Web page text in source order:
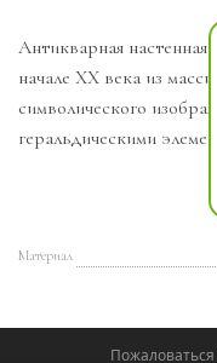
Антикварная
начале ХХ века из
символического
геральдическими
Материал